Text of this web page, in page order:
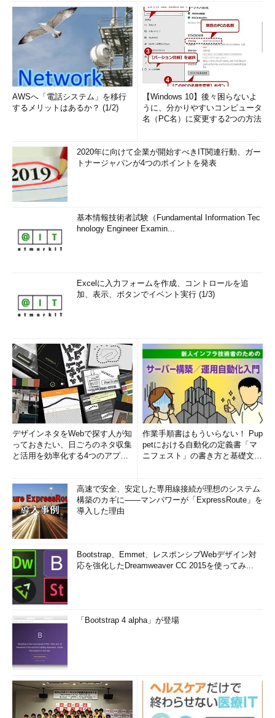
AWSへ「電話システム」を移行
するメリットはあるか？ (1/2)
【Windows 10】後々困らないよ
うに、分かりやすいコンピュータ
名（PC名）に変更する2つの方法
2020年に向けて企業が開始すべきIT関連行動、ガー
トナージャパンが4つのポイントを発表
基本情報技術者試験（Fundamental Information Tec
hnology Engineer Examin...
Excelに入力フォームを作成、コントロールを追
加、表示、ボタンでイベント実行 (1/3)
デザインネタをWebで探す人が知
っておきたい、日ごろのネタ収集
と活用を効率化する4つのアプリ
作業手順書はもういらない！ Pup
petにおける自動化の定義書「マ
ニフェスト」の書き方と基礎文法
高速で安全、安定した専用線接続が理想のシステム
構築のカギに――マンパワーが「ExpressRoute」を
導入した理由
Bootstrap、Emmet、レスポンシブWebデザイン対
応を強化したDreamweaver CC 2015を使ってみ...
「Bootstrap 4 alpha」が登場